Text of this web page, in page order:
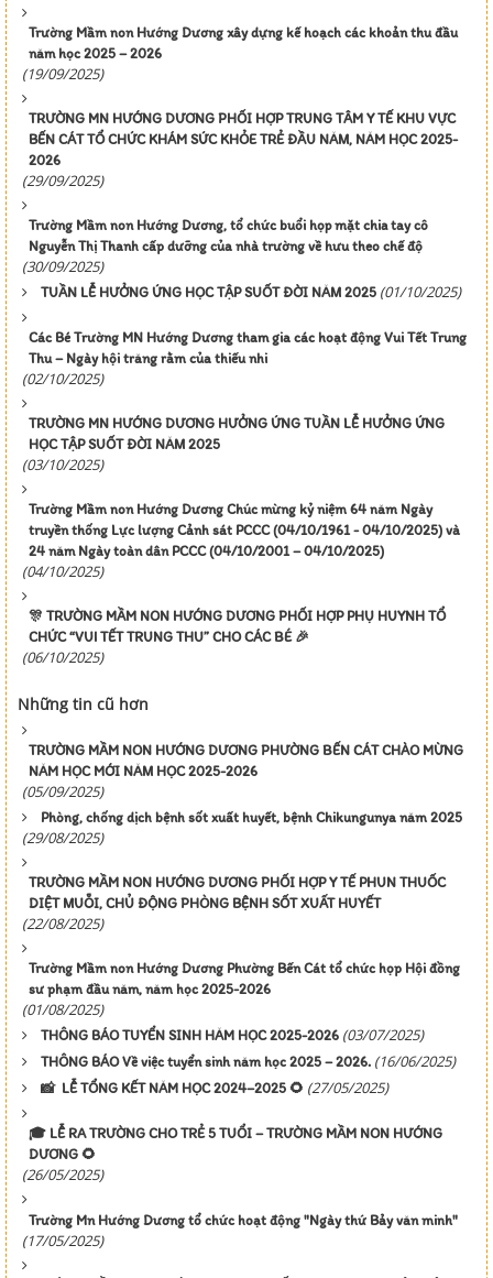
Trường Mầm non Hướng Dương xây dựng kế hoạch các khoản thu đầu
năm học 2025 – 2026
(19/09/2025)
TRƯỜNG MN HƯỚNG DƯƠNG PHỐI HỢP TRUNG TÂM Y TẾ KHU VỰC
BẾN CÁT TỔ CHỨC KHÁM SỨC KHỎE TRẺ ĐẦU NĂM, NĂM HỌC 2025-
2026
(29/09/2025)
Trường Mầm non Hướng Dương, tổ chức buổi họp mặt chia tay cô
Nguyễn Thị Thanh cấp dưỡng của nhà trường về hưu theo chế độ
(30/09/2025)
TUẦN LỄ HƯỞNG ỨNG HỌC TẬP SUỐT ĐỜI NĂM 2025 (01/10/2025)
Các Bé Trường MN Hướng Dương tham gia các hoạt động Vui Tết Trung
Thu – Ngày hội trăng rằm của thiếu nhi
(02/10/2025)
TRƯỜNG MN HƯỚNG DƯƠNG HƯỞNG ỨNG TUẦN LỄ HƯỞNG ỨNG
HỌC TẬP SUỐT ĐỜI NĂM 2025
(03/10/2025)
Trường Mầm non Hướng Dương Chúc mừng kỷ niệm 64 năm Ngày
truyền thống Lực lượng Cảnh sát PCCC (04/10/1961 - 04/10/2025) và
24 năm Ngày toàn dân PCCC (04/10/2001 – 04/10/2025)
(04/10/2025)
🎊 TRƯỜNG MẦM NON HƯỚNG DƯƠNG PHỐI HỢP PHỤ HUYNH TỔ
CHỨC “VUI TẾT TRUNG THU” CHO CÁC BÉ 🎉
(06/10/2025)
Những tin cũ hơn
TRƯỜNG MẦM NON HƯỚNG DƯƠNG PHƯỜNG BẾN CÁT CHÀO MỪNG
NĂM HỌC MỚI NĂM HỌC 2025-2026
(05/09/2025)
Phòng, chống dịch bệnh sốt xuất huyết, bệnh Chikungunya năm 2025
(29/08/2025)
TRƯỜNG MẦM NON HƯỚNG DƯƠNG PHỐI HỢP Y TẾ PHUN THUỐC
DIỆT MUỖI, CHỦ ĐỘNG PHÒNG BỆNH SỐT XUẤT HUYẾT
(22/08/2025)
Trường Mầm non Hướng Dương Phường Bến Cát tổ chức họp Hội đồng
sư phạm đầu năm, năm học 2025-2026
(01/08/2025)
THÔNG BÁO TUYỂN SINH HĂM HỌC 2025-2026 (03/07/2025)
THÔNG BÁO Về việc tuyển sinh năm học 2025 – 2026. (16/06/2025)
📸 LỄ TỔNG KẾT NĂM HỌC 2024–2025 🌻 (27/05/2025)
🎓 LỄ RA TRƯỜNG CHO TRẺ 5 TUỔI – TRƯỜNG MẦM NON HƯỚNG
DƯƠNG 🌻
(26/05/2025)
Trường Mn Hướng Dương tổ chức hoạt động "Ngày thứ Bảy văn minh"
(17/05/2025)